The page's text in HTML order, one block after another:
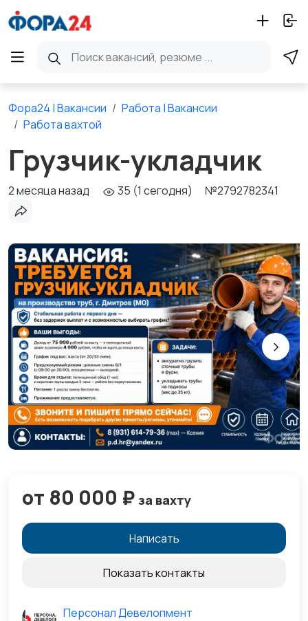
Фора24 | Вакансии
Работа | Вакансии
Работа вахтой
Грузчик-укладчик
2 месяца назад 35 (1 сегодня) №2792782341
от 80 000 ₽ за вахту
Написать
Показать контакты
Персонал Девелопмент